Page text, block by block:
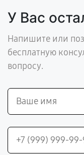
У Вас
Напишите или
бесплатную
вопросу.